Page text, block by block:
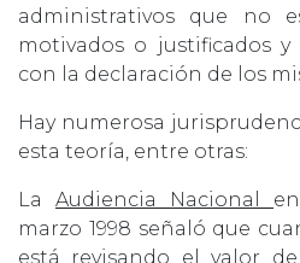
administrativos que no
motivados o justificados
con la declaración de los
Hay numerosa
esta teoría, entre otras:
La Audiencia Nacional
marzo 1998 señaló que
está revisando el valor